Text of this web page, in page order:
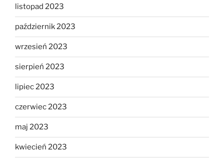
listopad 2023
październik 2023
wrzesień 2023
sierpień 2023
lipiec 2023
czerwiec 2023
maj 2023
kwiecień 2023